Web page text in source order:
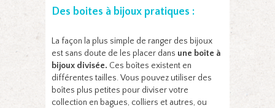
Des boites à bijoux pratiques :
La façon la plus simple de ranger des bijoux
est sans doute de les placer dans une boîte à
bijoux divisée. Ces boîtes existent en
différentes tailles. Vous pouvez utiliser des
boîtes plus petites pour diviser votre
collection en bagues, colliers et autres, ou